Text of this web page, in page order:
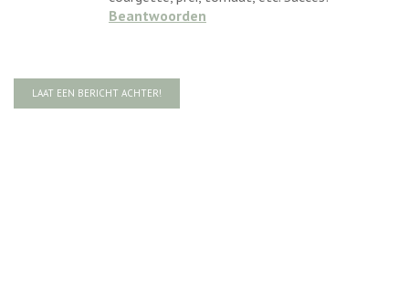
Beantwoorden
LAAT EEN BERICHT ACHTER!